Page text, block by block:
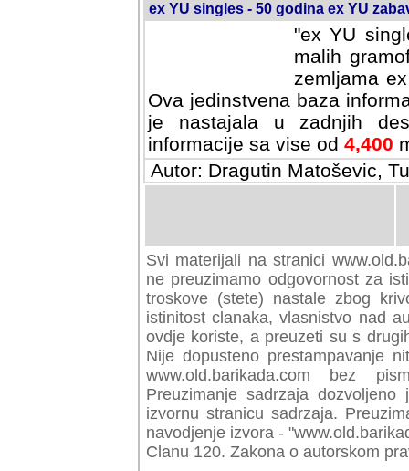
ex YU singles - 50 godina ex YU
"ex YU
malih
zemljama
Ova jedinstvena baza
je nastajala u zadnjih
informacije sa vise od 4,400
Autor: Dragutin Matoševic,
Svi materijali na stranici
preuzimamo odgovornost za
troskove (stete) nastale zbog
istinitost clanaka, vlasnistvo nad
ovdje koriste, a preuzeti su s
Nije dopusteno prestampavanje
www.old.barikada.com bez
Preuzimanje sadrzaja
izvornu stranicu sadrzaja.
navodjenje izvora -
Clanu 120. Zakona o autorskom